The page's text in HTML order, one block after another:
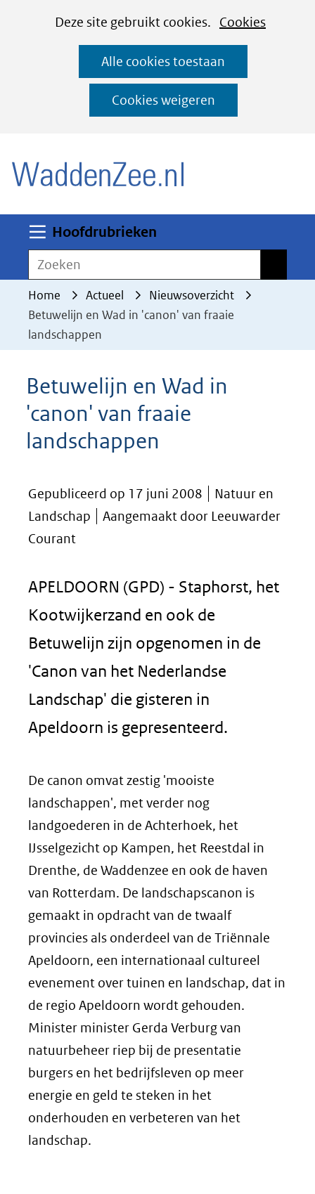
CookiesDeze site gebruikt cookies. Cookies
deze
worden
toegestaan
geweigerd.
Alle cookies toestaan
Cookies weigeren
Ga
naar
de
inhoud
Hoofdrubrieken
Zoeken
Home Actueel
Nieuwsoverzicht
Betuwelijn en Wad in 'canon' van fraaie
landschappen
Betuwelijn en Wad in
'canon' van fraaie
landschappen
Gepubliceerd op 17 juni 2008
Natuur en
Landschap
Aangemaakt door Leeuwarder
Courant
APELDOORN (GPD) - Staphorst, het
Kootwijkerzand en ook de
Betuwelijn zijn opgenomen in de
'Canon van het Nederlandse
Landschap' die gisteren in
Apeldoorn is gepresenteerd.
De canon omvat zestig 'mooiste
landschappen', met verder nog
landgoederen in de Achterhoek, het
IJsselgezicht op Kampen, het Reestdal in
Drenthe, de Waddenzee en ook de haven
van Rotterdam. De landschapscanon is
gemaakt in opdracht van de twaalf
provincies als onderdeel van de Triënnale
Apeldoorn, een internationaal cultureel
evenement over tuinen en landschap, dat in
de regio Apeldoorn wordt gehouden.
Minister minister Gerda Verburg van
natuurbeheer riep bij de presentatie
burgers en het bedrijfsleven op meer
energie en geld te steken in het
onderhouden en verbeteren van het
landschap.